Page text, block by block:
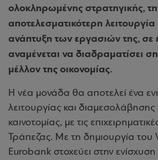
ολοκληρωμένης στρατηγικής,
αποτελεσματικότερη
ανάπτυξη των εργασιών της, σε
αναμένεται να διαδραματίσει
μέλλον της οικονομίας.
Η νέα μονάδα θα αποτελεί ένα
λειτουργίας και
καινοτομίας, με τις
Τράπεζας. Με τη δημιουργία
Eurobank στοχεύει στην